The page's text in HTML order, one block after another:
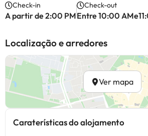
Check-in
A partir de 2:00 PM
Check-out
Entre 10:00
Localização e arredores
Ver mapa
Caraterísticas do alojamento